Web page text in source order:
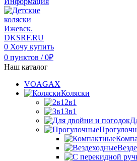
0 Хочу купить
0 пунктов / 0₽
Наш каталог
VOAGAX
Коляски
2в1
3в1